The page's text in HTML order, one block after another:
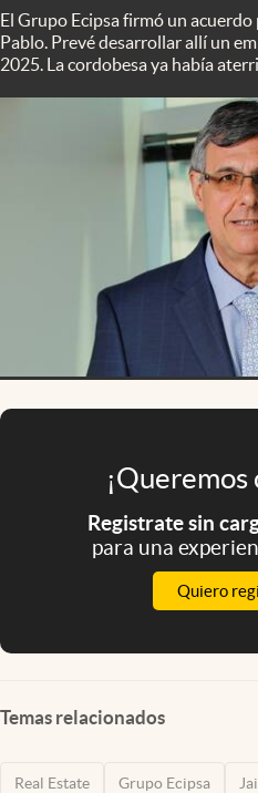
Infotechnology
abre en nueva pestaña
Argentina
El Grupo Ecipsa firmó un acuerdo
Pablo. Prevé desarrollar allí un
2025. La cordobesa ya había
Registrate sin
para una
Quiero
Temas relacionados
Real Estate Grupo Ecipsa